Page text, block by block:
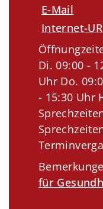
E-Mail
Internet-
Di. 09:00 -
Uhr Do.
- 15:30 Uhr
für